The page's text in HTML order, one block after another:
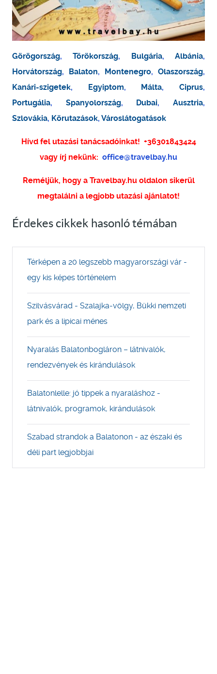
Görögország,Törökország, Bulgária,Albánia,
Horvátország, Balaton, Montenegro, Olaszország,
Kanári-szigetek, Egyiptom, Málta,Ciprus,
Portugália, Spanyolország, Dubai,Ausztria,
Szlovákia, Körutazások, Városlátogatások
Hívd fel utazási tanácsadóinkat! +36301843424
vagy írj nekünk: office@travelbay.hu
Reméljük, hogy a Travelbay.hu oldalon sikerül
megtalálni a legjobb utazási ajánlatot!
Érdekes cikkek hasonló témában
Térképen a 20 legszebb magyarországi vár -
egy kis képes történelem
Szilvásvárad - Szalajka-völgy, Bükki nemzeti
park és a lipicai ménes
Nyaralás Balatonbogláron – látnivalók,
rendezvények és kirándulások
Balatonlelle: jó tippek a nyaraláshoz -
látnivalók, programok, kirándulások
Szabad strandok a Balatonon - az északi és
déli part legjobbjai